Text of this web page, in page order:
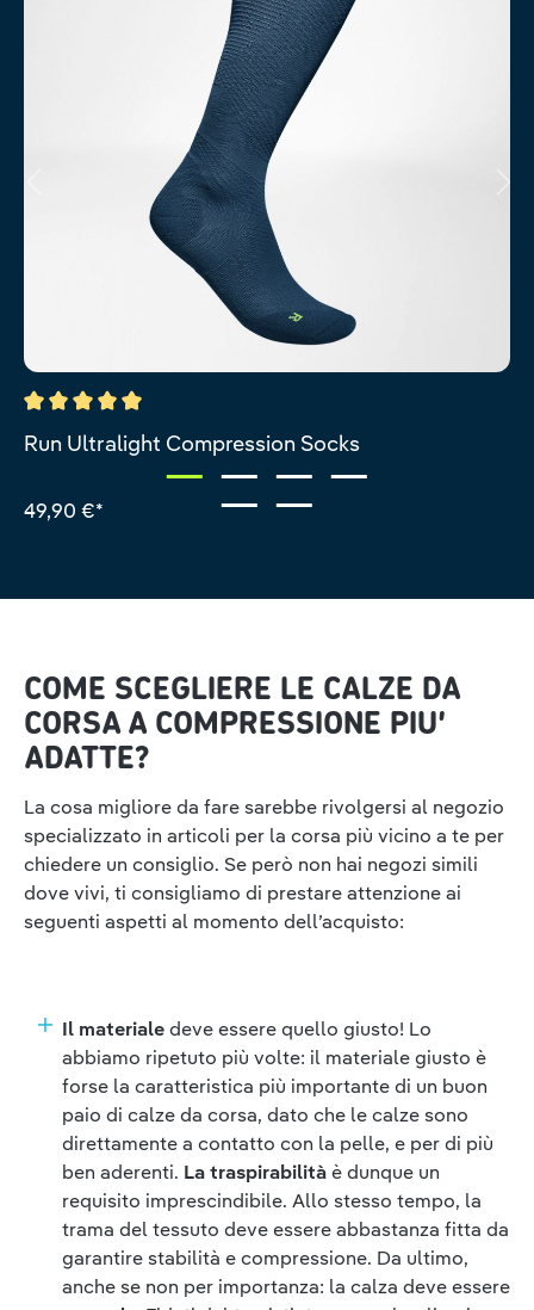
Valutazione media di 5 su 5 stelle
Run Ultralight Compression Socks
49,90 €*
COME SCEGLIERE LE CALZE DA
CORSA A COMPRESSIONE PIU’
ADATTE?
La cosa migliore da fare sarebbe rivolgersi al negozio
specializzato in articoli per la corsa più vicino a te per
chiedere un consiglio. Se però non hai negozi simili
dove vivi, ti consigliamo di prestare attenzione ai
seguenti aspetti al momento dell’acquisto:
Il materialedeve essere quello giusto! Lo
abbiamo ripetuto più volte: il materiale giusto è
forse la caratteristica più importante di un buon
paio di calze da corsa, dato che le calze sono
direttamente a contatto con la pelle, e per di più
ben aderenti. La traspirabilitàè dunque un
requisito imprescindibile. Allo stesso tempo, la
trama del tessuto deve essere abbastanza fitta da
garantire stabilità e compressione. Da ultimo,
anche se non per importanza: la calza deve essere